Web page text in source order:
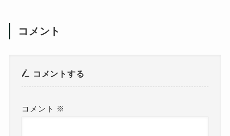
コメント
コメントする
コメント ※